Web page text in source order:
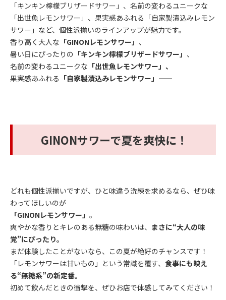
「キンキン檸檬ブリザードサワー」、名前の変わるユニークな
「出世魚レモンサワー」、果実感あふれる「自家製漬込みレモン
サワー」など、個性派揃いのラインアップが魅力です。
香り高く大人な 「GINONレモンサワー」 、
暑い日にぴったりの 「キンキン檸檬ブリザードサワー」 、
名前の変わるユニークな 「出世魚レモンサワー」、
果実感あふれる 「自家製漬込みレモンサワー」 ——
GINONサワーで夏を爽快に！
どれも個性派揃いですが、ひと味違う洗練を求めるなら、ぜひ味
わってほしいのが
「GINONレモンサワー」 。
爽やかな香りとキレのある無糖の味わいは、 まさに“大人の味
覚”にぴったり。
まだ体験したことがないなら、この夏が絶好のチャンスです！
「レモンサワーは甘いもの」という常識を覆す、 食事にも映え
る“無糖系”の新定番。
初めて飲んだときの衝撃を、ぜひお店で体感してみてください！